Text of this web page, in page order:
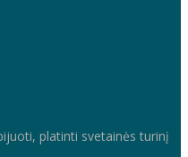
platinti svetainės turinį